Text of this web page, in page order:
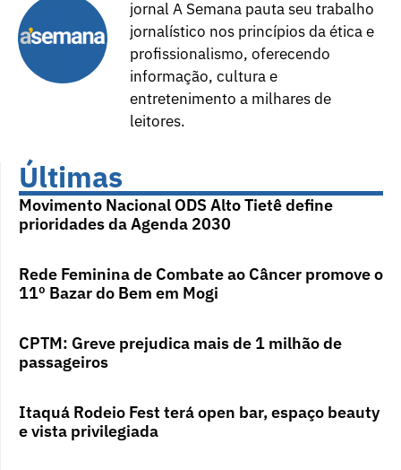
jornal A Semana pauta seu trabalho
jornalístico nos princípios da ética e
profissionalismo, oferecendo
informação, cultura e
entretenimento a milhares de
leitores.
Últimas
Movimento Nacional ODS Alto Tietê define
prioridades da Agenda 2030
Rede Feminina de Combate ao Câncer promove o
11º Bazar do Bem em Mogi
CPTM: Greve prejudica mais de 1 milhão de
passageiros
Itaquá Rodeio Fest terá open bar, espaço beauty
e vista privilegiada